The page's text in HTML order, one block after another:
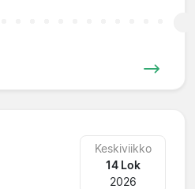
Keskiviikko
14 Lok
2026